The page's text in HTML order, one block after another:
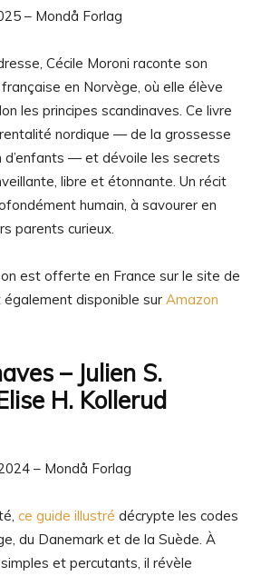
– Mondå Forlag
Cécile Moroni raconte son
en Norvège, où elle élève
les principes scandinaves. Ce livre
nordique — de la grossesse
d’enfants — et dévoile les secrets
libre et étonnante. Un récit
humain, à savourer en
parents curieux.
est offerte en France sur le site de
également disponible sur Amazon
– Julien S.
H. Kollerud
– Mondå Forlag
ce guide illustré décrypte les codes
du Danemark et de la Suède. À
et percutants, il révèle